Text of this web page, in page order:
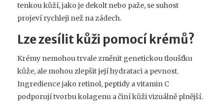
tenkou kůží, jako je dekolt nebo paže, se suhost
projeví rychleji než na zádech.
Lze zesílit kůži pomocí krémů?
Krémy nemohou trvale změnit genetickou tloušťku
kůže, ale mohou zlepšit její hydrataci a pevnost.
Ingredience jako retinol, peptidy a vitamin C
podporují tvorbu kolagenu a činí kůži vizuálně plnější.